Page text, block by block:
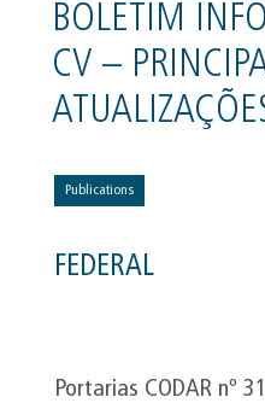
BOLETIM
CV –
Publications
FEDERAL
Portarias CODAR nº